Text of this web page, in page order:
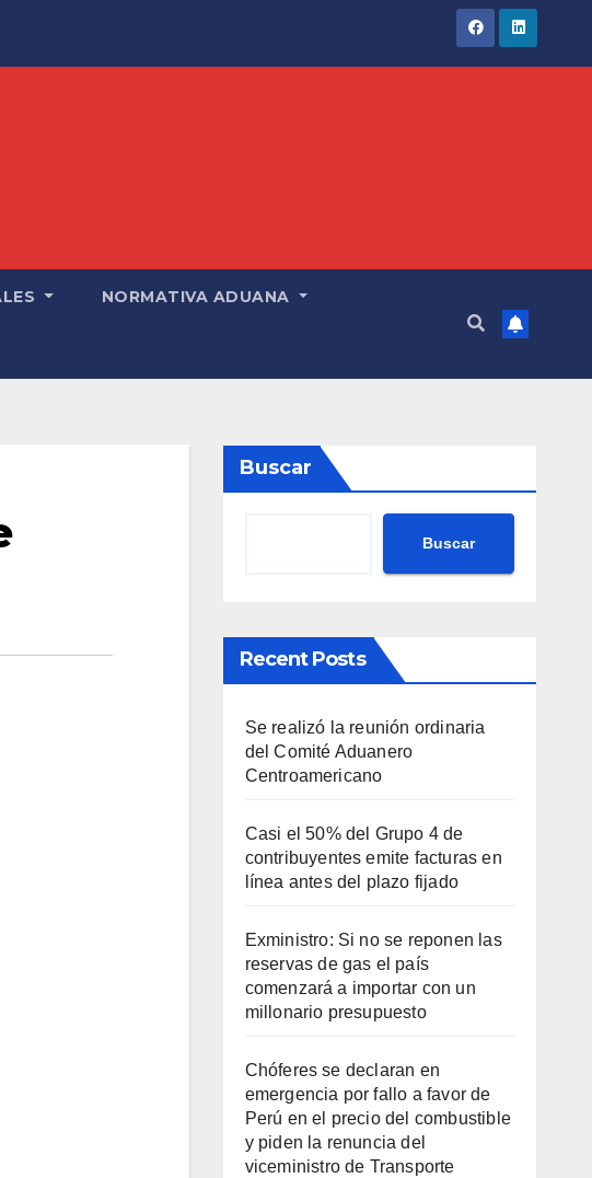
NORMATIVA ADUANA
Buscar
Buscar
Recent Posts
Se realizó la reunión ordinaria
del Comité Aduanero
Centroamericano
Casi el 50% del Grupo 4 de
contribuyentes emite facturas en
línea antes del plazo fijado
Exministro: Si no se reponen las
reservas de gas el país
comenzará a importar con un
millonario presupuesto
Chóferes se declaran en
emergencia por fallo a favor de
Perú en el precio del combustible
y piden la renuncia del
viceministro de Transporte